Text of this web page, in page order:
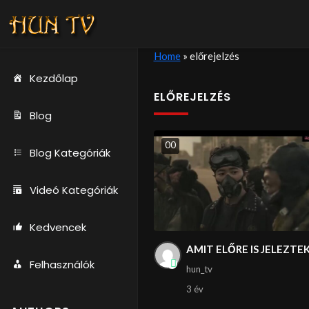
Kezdőlap
Blog
Blog Kategóriák
Videó Kategóriák
Kedvencek
Felhasználók
Home» előrejelzés
ELŐREJELZÉS
00
AMIT ELŐRE IS
hun_tv
3 év